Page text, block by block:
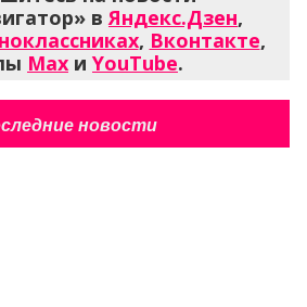
вЯндекс.Дзен,
, Вконтакте,
Max и YouTube.
новости